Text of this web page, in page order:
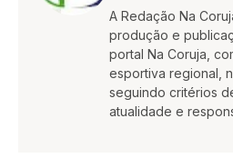
A Redação Na
produção e
portal Na Coruja,
esportiva regional,
seguindo critérios
atualidade e